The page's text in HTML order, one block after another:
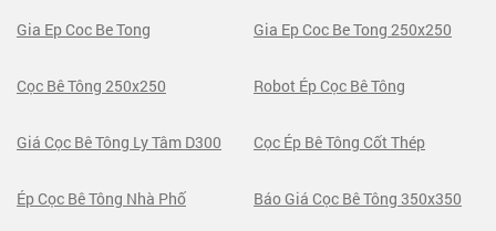
Gia Ep Coc Be Tong Gia Ep Coc Be Tong 250x250
Cọc Bê Tông 250x250 Robot Ép Cọc Bê Tông
Giá Cọc Bê Tông Ly Tâm D300 Cọc Ép Bê Tông Cốt Thép
Ép Cọc Bê Tông Nhà Phố Báo Giá Cọc Bê Tông 350x350